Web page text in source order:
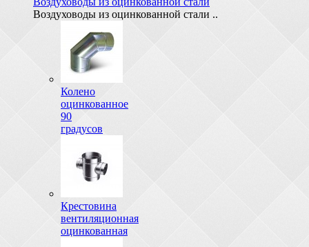
Воздуховоды из оцинкованной стали ..
Колено
оцинкованное
90
градусов
Крестовина
вентиляционная
оцинкованная